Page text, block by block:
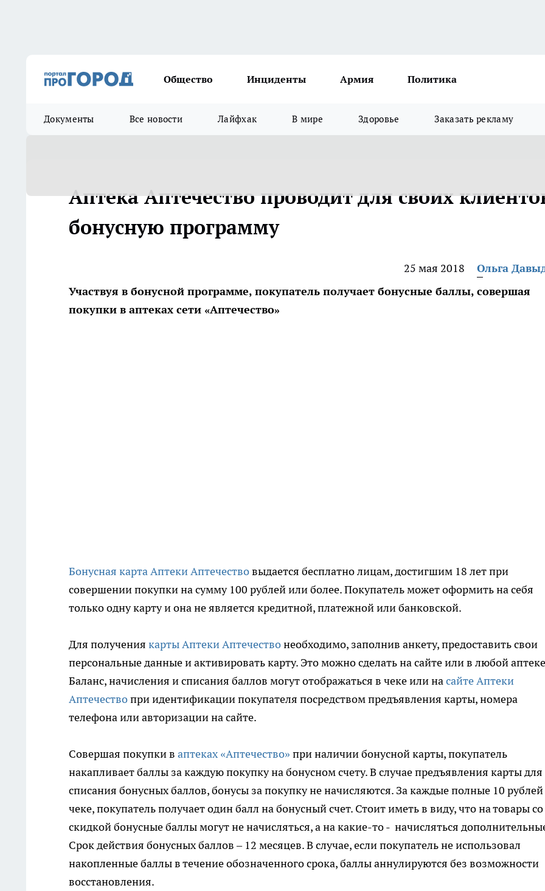
Общество Инциденты Армия Политика
Документы Все новости Лайфхак В мире Здоровье Заказать рекламу
Аптека Аптечество проводит для своих
бонусную программу
25 мая 2018
Ольга
Участвуя в бонусной программе, покупатель получает бонусные баллы, совершая
покупки в аптеках сети «Аптечество»
Бонусная карта Аптеки Аптечествовыдается бесплатно лицам, достигшим 18 лет при
совершении покупки на сумму 100 рублей или более. Покупатель может оформить на себя
только одну карту и она не является кредитной, платежной или банковской.
Для получения карты Аптеки Аптечествонеобходимо, заполнив анкету, предоставить свои
персональные данные и активировать карту. Это можно сделать на сайте или в любой
Баланс, начисления и списания баллов могут отображаться в чеке или насайте Аптеки
Аптечествопри идентификации покупателя посредством предъявления карты, номера
телефона или авторизации на сайте.
Совершая покупки в аптеках «Аптечество» при наличии бонусной карты, покупатель
накапливает баллы за каждую покупку на бонусном счету. В случае предъявления карты для
списания бонусных баллов, бонусы за покупку не начисляются. За каждые полные 10 рублей
чеке, покупатель получает один балл на бонусный счет. Стоит иметь в виду, что на товары со
скидкой бонусные баллы могут не начисляться, а на какие-то - начисляться
Срок действия бонусных баллов – 12 месяцев. В случае, если покупатель не использовал
накопленные баллы в течение обозначенного срока, баллы аннулируются без возможности
восстановления.